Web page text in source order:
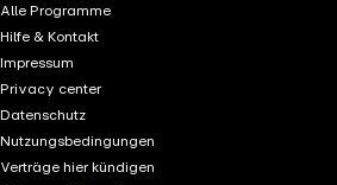
Alle Programme
Hilfe & Kontakt
Impressum
Privacy center
Datenschutz
Nutzungsbedingungen
Verträge hier kündigen